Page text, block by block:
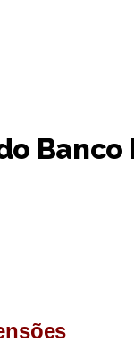
Banco